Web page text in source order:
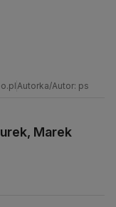
Autorka/Autor: ps
Marek